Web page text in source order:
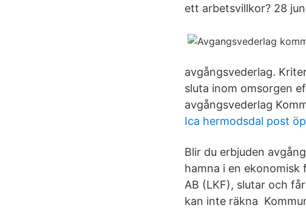
ett arbetsvillkor? 28
avgångsvederlag.
sluta inom omsorgen
avgångsvederlag
Ica hermodsdal post
Blir du erbjuden
hamna i en ekonomisk
AB (LKF), slutar och
kan inte räkna